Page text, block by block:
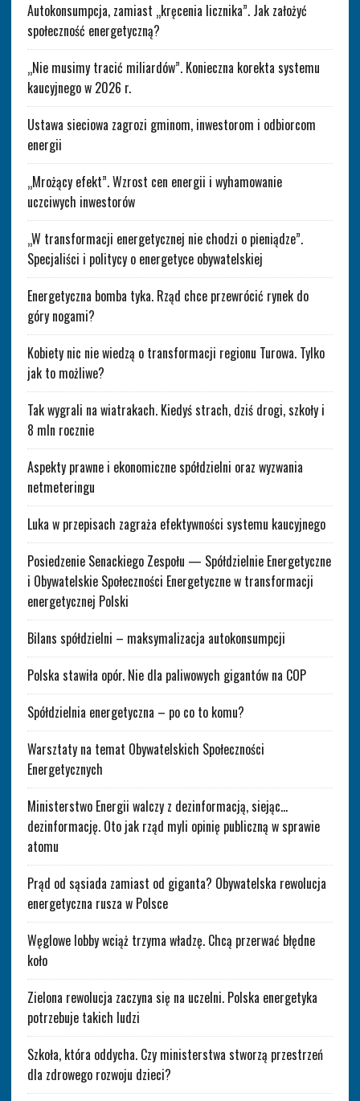
Autokonsumpcja, zamiast „kręcenia licznika”. Jak założyć
społeczność energetyczną?
„Nie musimy tracić miliardów”. Konieczna korekta systemu
kaucyjnego w 2026 r.
Ustawa sieciowa zagrozi gminom, inwestorom i odbiorcom
energii
„Mrożący efekt”. Wzrost cen energii i wyhamowanie
uczciwych inwestorów
„W transformacji energetycznej nie chodzi o pieniądze”.
Specjaliści i politycy o energetyce obywatelskiej
Energetyczna bomba tyka. Rząd chce przewrócić rynek do
góry nogami?
Kobiety nic nie wiedzą o transformacji regionu Turowa. Tylko
jak to możliwe?
Tak wygrali na wiatrakach. Kiedyś strach, dziś drogi, szkoły i
8 mln rocznie
Aspekty prawne i ekonomiczne spółdzielni oraz wyzwania
netmeteringu
Luka w przepisach zagraża efektywności systemu kaucyjnego
Posiedzenie Senackiego Zespołu — Spółdzielnie Energetyczne
i Obywatelskie Społeczności Energetyczne w transformacji
energetycznej Polski
Bilans spółdzielni – maksymalizacja autokonsumpcji
Polska stawiła opór. Nie dla paliwowych gigantów na COP
Spółdzielnia energetyczna – po co to komu?
Warsztaty na temat Obywatelskich Społeczności
Energetycznych
Ministerstwo Energii walczy z dezinformacją, siejąc…
dezinformację. Oto jak rząd myli opinię publiczną w sprawie
atomu
Prąd od sąsiada zamiast od giganta? Obywatelska rewolucja
energetyczna rusza w Polsce
Węglowe lobby wciąż trzyma władzę. Chcą przerwać błędne
koło
Zielona rewolucja zaczyna się na uczelni. Polska energetyka
potrzebuje takich ludzi
Szkoła, która oddycha. Czy ministerstwa stworzą przestrzeń
dla zdrowego rozwoju dzieci?